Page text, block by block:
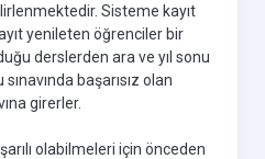
Sisteme kayıt
yenileten öğrenciler bir
derslerden ara ve yıl sonu
başarısız olan
girerler.
olabilmeleri için önceden